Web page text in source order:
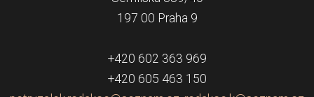
197 00 Praha 9
+420 602 363 969
+420 605 463 150